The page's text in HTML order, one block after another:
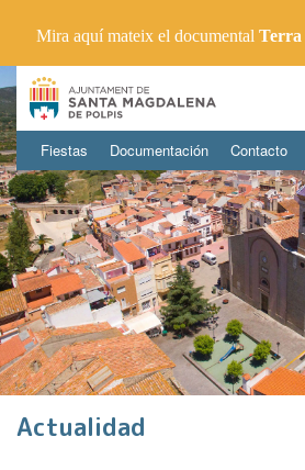
Fiestas Documentación Contacto
Actualidad
Mira aquí mateix el documental Terra